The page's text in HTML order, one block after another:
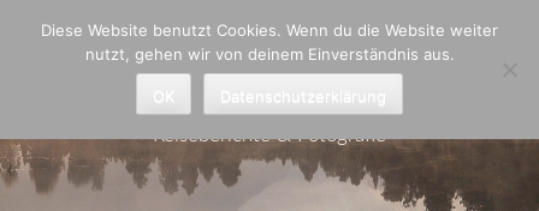
Astrid Padberg
Reiseberichte & Fotografie
Diese Website benutzt Cookies. Wenn du die Website weiter
nutzt, gehen wir von deinem Einverständnis aus.